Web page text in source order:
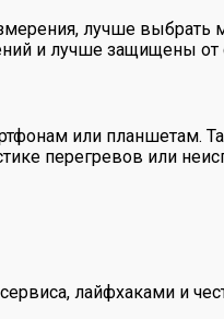
лучше
и лучше защищены от
или планшетам.
перегревов или
лайфхаками и